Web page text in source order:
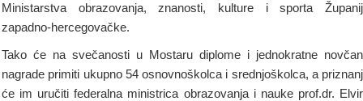
Ministarstva obrazovanja, znanosti, kulture i sporta
zapadno-hercegovačke.
Tako će na svečanosti u Mostaru diplome i jednokratne
nagrade primiti ukupno 54 osnovnoškolca i srednjoškolca, a
će im uručiti federalna ministrica obrazovanja i nauke prof.dr.